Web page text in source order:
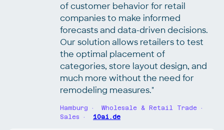
of customer behavior for retail
companies to make informed
forecasts and data-driven decisions.
Our solution allows retailers to test
the optimal placement of
categories, store layout design, and
much more without the need for
remodeling measures."
Hamburg
Wholesale & Retail Trade
Sales
10ai.de